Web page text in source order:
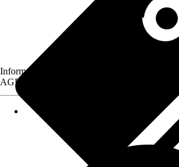
Informationen des Verkäufers, wie z. B.
AGB, finden Sie bei Klick auf den